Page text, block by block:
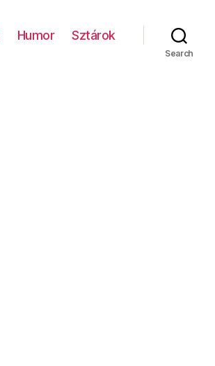
Humor Sztárok
Search